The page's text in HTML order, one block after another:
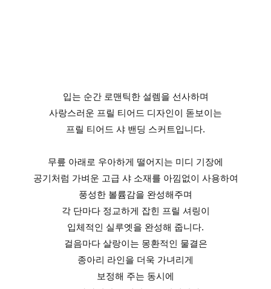
입는 순간 로맨틱한 설렘을 선사하며
사랑스러운 프릴 티어드 디자인이 돋보이는
프릴 티어드 샤 밴딩 스커트입니다.
무릎 아래로 우아하게 떨어지는 미디 기장에
공기처럼 가벼운 고급 샤 소재를 아낌없이 사용하여
풍성한 볼륨감을 완성해주며
각 단마다 정교하게 잡힌 프릴 셔링이
입체적인 실루엣을 완성해 줍니다.
걸음마다 살랑이는 몽환적인 물결은
종아리 라인을 더욱 가녀리게
보정해 주는 동시에